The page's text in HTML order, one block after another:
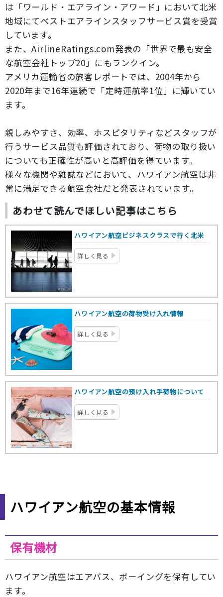
は「ワールド・エアライン・アワード」において北米
地域にてベストエアラインスタッフサービス賞を受賞
しています。
また、AirlineRatings.com発表の「世界で最も安全
な航空会社トップ20」にもランクイン。
アメリカ運輸省の旅客レポートでは、2004年から
2020年まで16年連続で「定時運航率1位」に輝いてい
ます。
親しみやすさ、効率、ホスピタリティなどスタッフが
行うサービス品質も評価されており、荷物の取り扱い
についても正確性が高いと高評価を得ています。
様々な機関や雑誌などにおいて、ハワイアン航空は非
常に満足できる航空会社だと発表されています。
あわせて読んでほしい記事はこちら
ハワイアン航空ビジネスクラスで行く北米
詳しく見る
ハワイアン航空の荷物受け入れ情報
詳しく見る
ハワイアン航空の預け入れ手荷物について
詳しく見る
ハワイアン航空の基本情報
保有機材
ハワイアン航空はエアバス、ボーイングを保有してい
ます。